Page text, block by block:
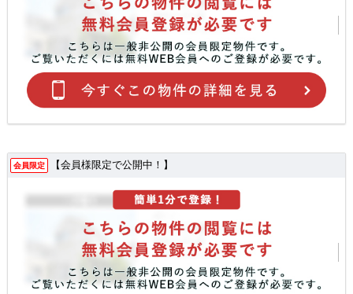
会員限定 【会員様限定で公開中！】